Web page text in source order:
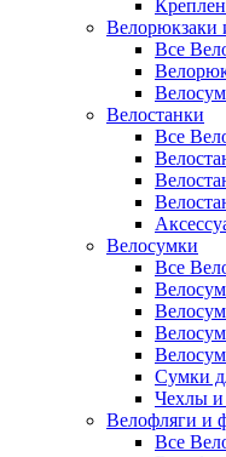
Велорюкзаки
Все
Велостанки
Все
Велосумки
Все
Сумки
Чехлы и
Велофляги и
Все